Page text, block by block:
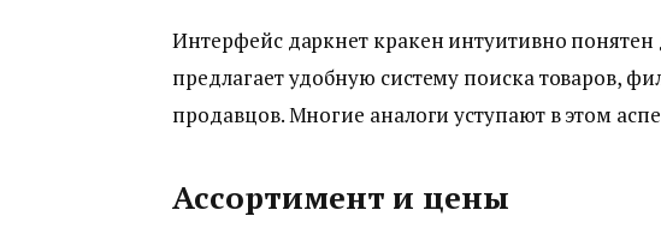
Интерфейс даркнет кракен интуитивно
предлагает удобную систему поиска товаров,
продавцов. Многие аналоги уступают в этом
Ассортимент и цены